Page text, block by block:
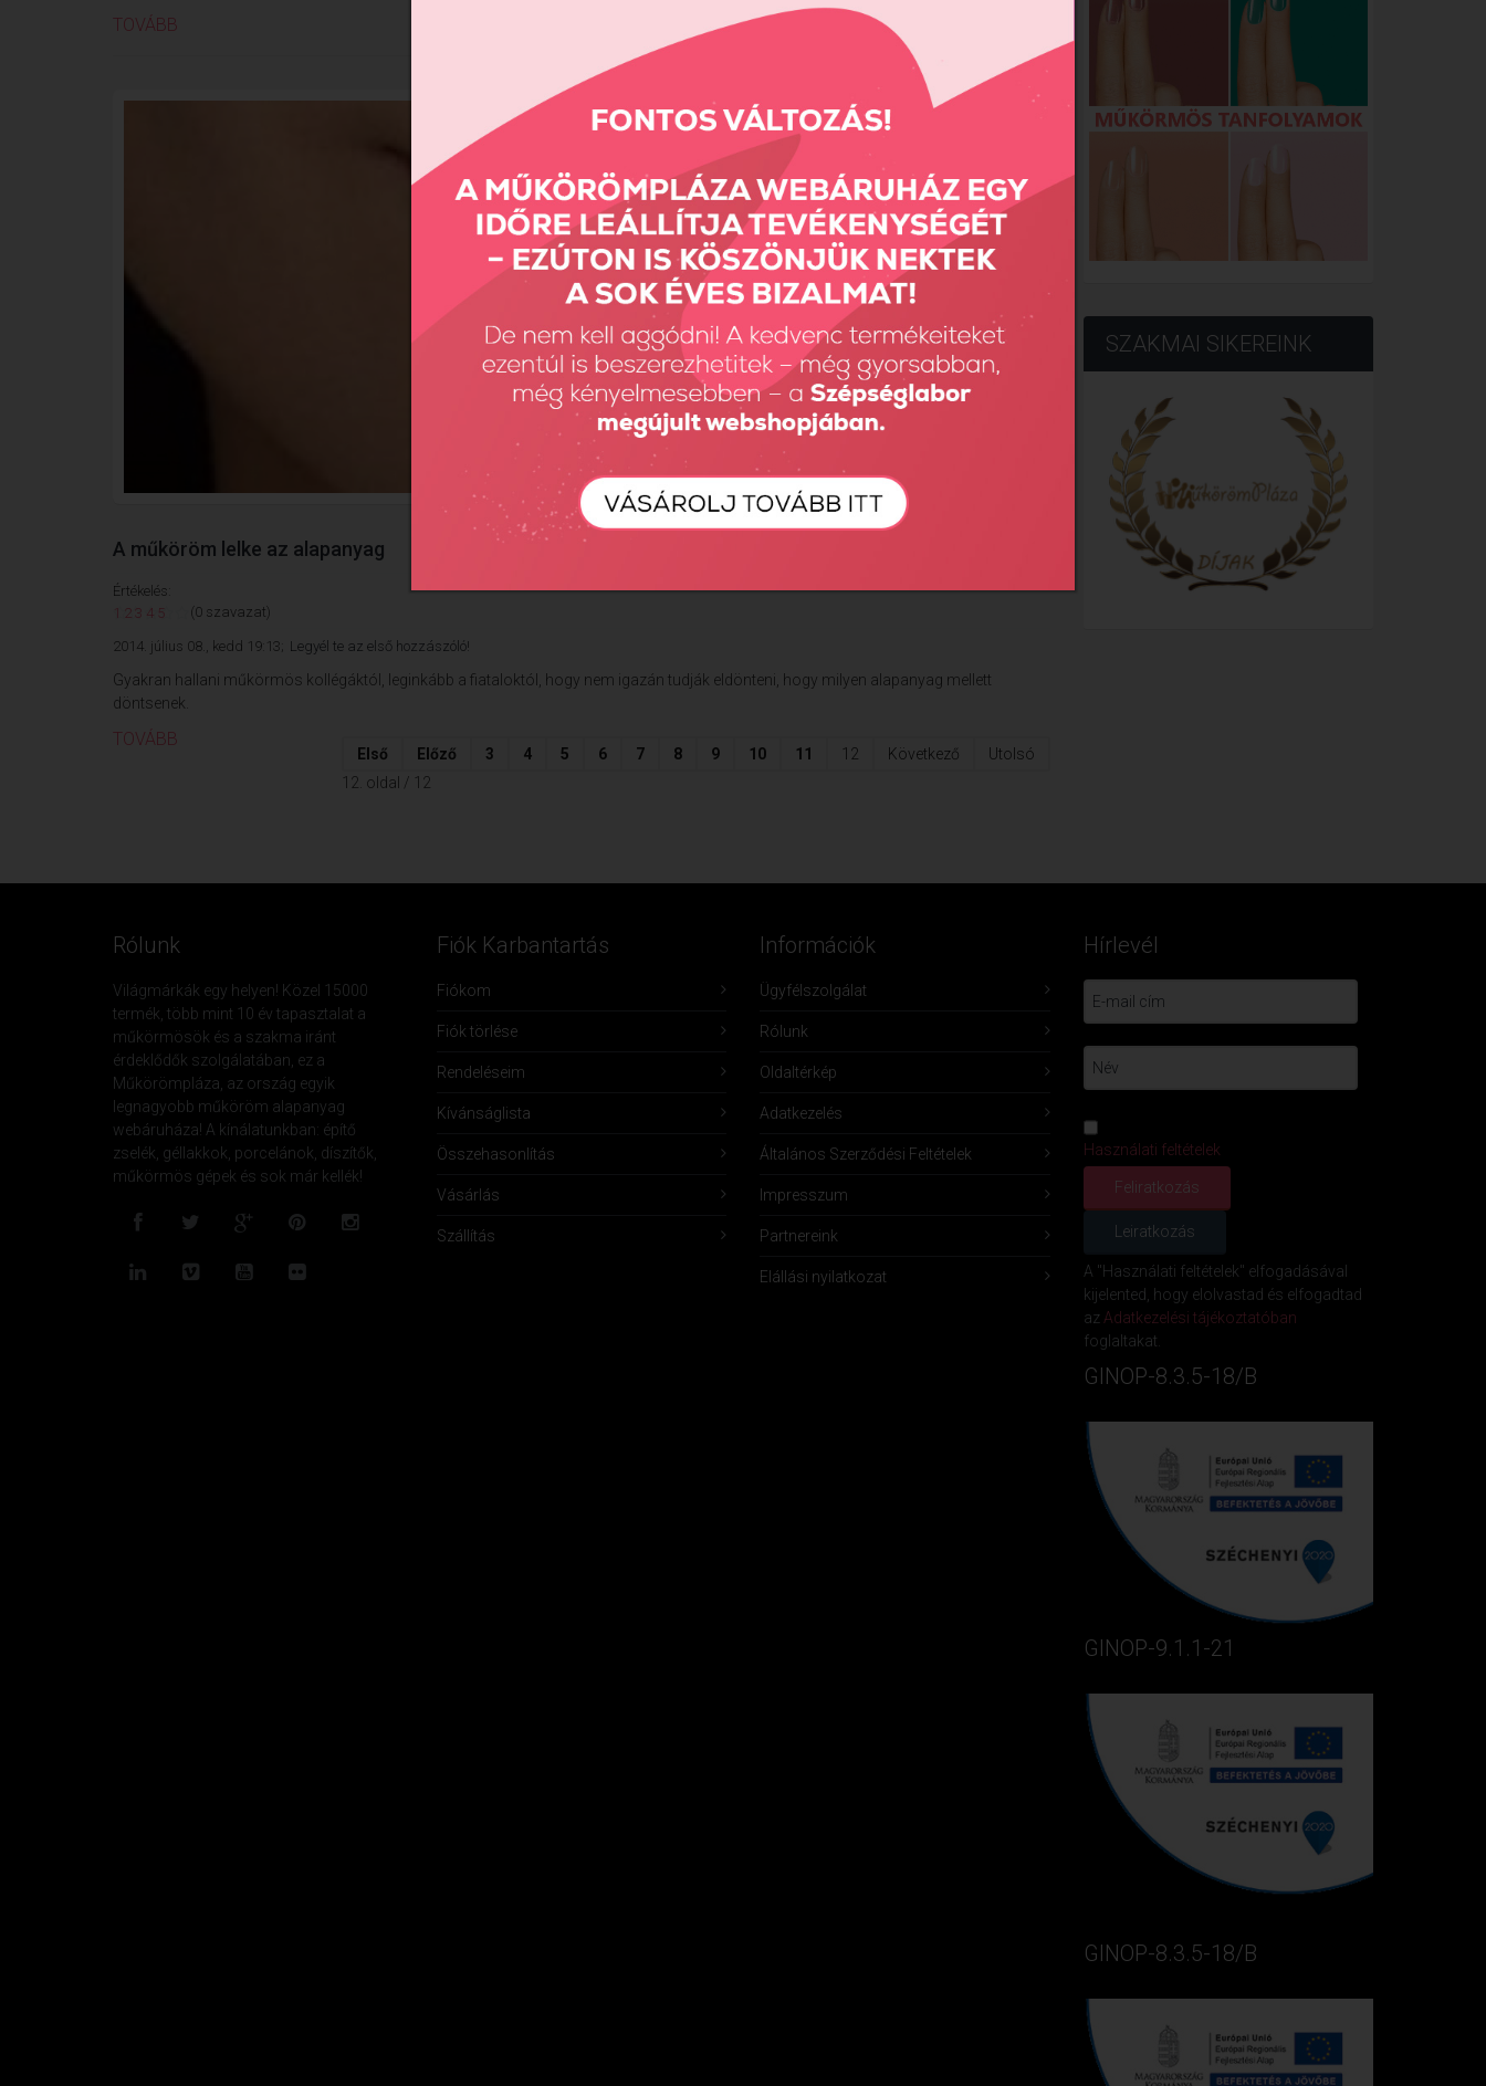
TOVÁBB
A műköröm lelke az alapanyag
Értékelés:
1 2 3 4 5 (0 szavazat)
2014. július 08., kedd 19:13; Legyél te az első hozzászóló!
Gyakran hallani műkörmös kollégáktól, leginkább a fiataloktól, hogy nem igazán tudják eldönteni, hogy milyen alapanyag mellett
döntsenek.
TOVÁBB
Első Előző 3 4 5 6 7 8 9 10 11 12 Következő
Utolsó
12. oldal / 12
SZAKMAI SIKEREINK
Rólunk
Világmárkák egy helyen! Közel 15000
termék, több mint 10 év tapasztalat a
műkörmösök és a szakma iránt
érdeklődők szolgálatában, ez a
Műkörömpláza, az ország egyik
legnagyobb műköröm alapanyag
webáruháza! A kínálatunkban: építő
zselék, géllakkok, porcelánok, díszítők,
műkörmös gépek és sok már kellék!
Fiók Karbantartás
Fiókom
Fiók törlése
Rendeléseim
Kívánságlista
Összehasonlítás
Vásárlás
Szállítás
Információk
Ügyfélszolgálat
Rólunk
Oldaltérkép
Adatkezelés
Általános Szerződési Feltételek
Impresszum
Partnereink
Elállási nyilatkozat
Hírlevél
Használati feltételek
A "Használati feltételek" elfogadásával
kijelented, hogy elolvastad és elfogadtad
az Adatkezelési tájékoztatóban
foglaltakat.
GINOP-8.3.5-18/B
GINOP-9.1.1-21
GINOP-8.3.5-18/B